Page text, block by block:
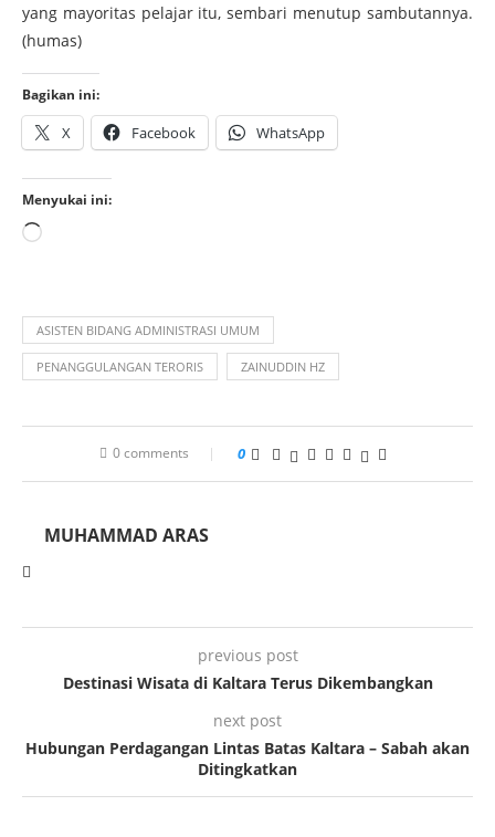
yang mayoritas pelajar itu, sembari menutup sambutannya.
(humas)
Bagikan ini:
X Facebook WhatsApp
Menyukai ini:
ASISTEN BIDANG ADMINISTRASI UMUM
PENANGGULANGAN TERORIS ZAINUDDIN HZ
0 comments 0
MUHAMMAD ARAS
previous post
Destinasi Wisata di Kaltara Terus Dikembangkan
next post
Hubungan Perdagangan Lintas Batas Kaltara – Sabah akan
Ditingkatkan